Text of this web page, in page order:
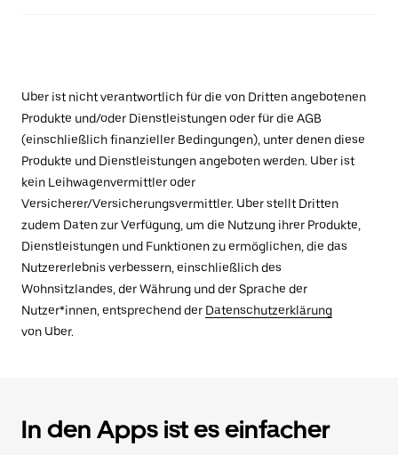
Uber ist nicht verantwortlich für die von Dritten angebotenen
Produkte und/oder Dienstleistungen oder für die AGB
(einschließlich finanzieller Bedingungen), unter denen diese
Produkte und Dienstleistungen angeboten werden. Uber ist
kein Leihwagenvermittler oder
Versicherer/Versicherungsvermittler. Uber stellt Dritten
zudem Daten zur Verfügung, um die Nutzung ihrer Produkte,
Dienstleistungen und Funktionen zu ermöglichen, die das
Nutzererlebnis verbessern, einschließlich des
Wohnsitzlandes, der Währung und der Sprache der
Nutzer*innen, entsprechend der Datenschutzerklärung
von Uber.
In den Apps ist es einfacher